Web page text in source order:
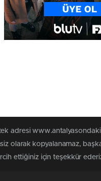
adresi
olarak kopyalanamaz,
ettiğiniz için teşekkür